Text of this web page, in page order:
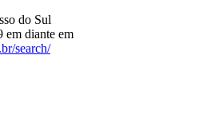
do Sul
em diante em
search/